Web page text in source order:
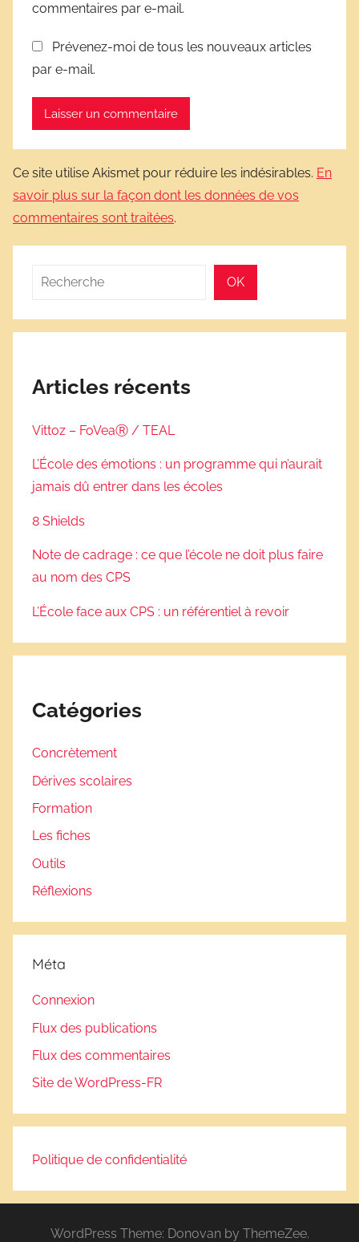
commentaires par e-mail.
Prévenez-moi de tous les nouveaux articles
par e-mail.
Ce site utilise Akismet pour réduire les indésirables. En
savoir plus sur la façon dont les données de vos
commentaires sont traitées.
Rechercher OK
Articles récents
Vittoz – FoVeaⓇ / TEAL
L’École des émotions : un programme qui n’aurait
jamais dû entrer dans les écoles
8 Shields
Note de cadrage : ce que l’école ne doit plus faire
au nom des CPS
L’École face aux CPS : un référentiel à revoir
Catégories
Concrètement
Dérives scolaires
Formation
Les fiches
Outils
Réflexions
Méta
Connexion
Flux des publications
Flux des commentaires
Site de WordPress-FR
Politique de confidentialité
WordPress Theme: Donovan by ThemeZee.